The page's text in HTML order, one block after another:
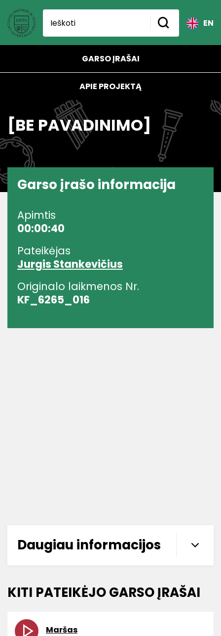
EN
GARSO ĮRAŠAI
APIE PROJEKTĄ
[BE PAVADINIMO]
Garso įrašo informacija
Apimtis
00:00:40
Pateikėjas
Jurgis Stankevičius
Originalo laikmenos Nr.
KF_6265_016
Daugiau informacijos
KITI PATEIKĖJO GARSO ĮRAŠAI
Maršas